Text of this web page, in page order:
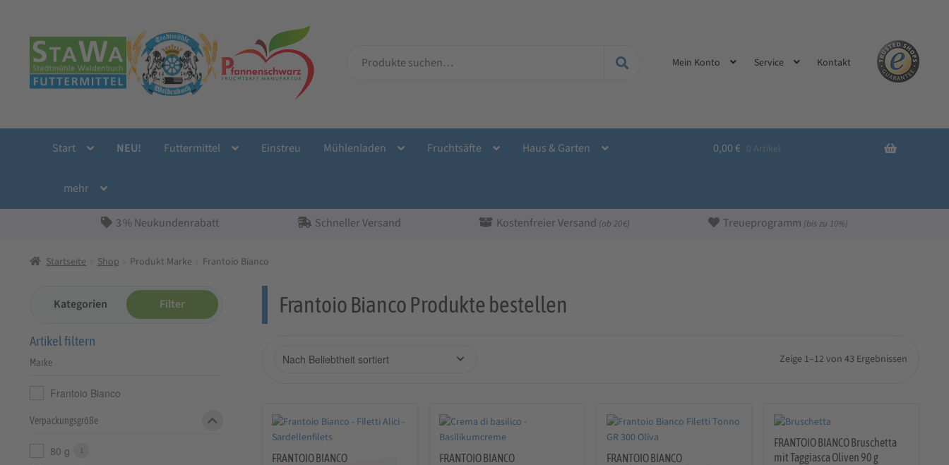
Navigation
springen
Inhalt
springen
nach:
Mein Konto Service Kontakt
Start NEU! Futtermittel Einstreu Mühlenladen Fruchtsäfte Haus & Garten
mehr
0,00 € 0 Artikel
3 % Neukundenrabatt Schneller Versand Kostenfreier Versand (ab 20 €) Treueprogramm (bis zu 10%)
Startseite Shop Produkt Marke Frantoio Bianco
Frantoio Bianco Produkte bestellen
Zeige 1–12 von 43 Ergebnissen
FRANTOIO BIANCO
FRANTOIO BIANCO
FRANTOIO BIANCO
FRANTOIO BIANCO Bruschetta
mit Taggiasca Oliven 90 g
Kategorien Filter
Artikel filtern
Marke
Frantoio Bianco
Verpackungsgröße
80 g 1